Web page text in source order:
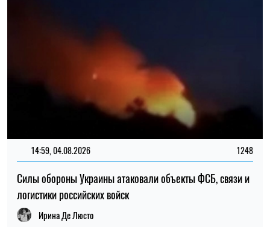
22:30, 23.07.2026 5093
Украинцам выплатят до 37 800 грн: кто может получить
новую помощь от «Каритаса»
Алена Ткалич